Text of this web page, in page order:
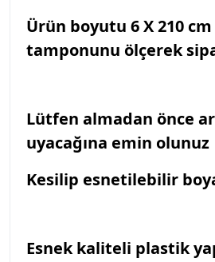
Ürün boyutu 6 X 210 cm
tamponunu ölçerek
Lütfen almadan önce
uyacağına emin olunuz
Kesilip esnetilebilir
Esnek kaliteli plastik